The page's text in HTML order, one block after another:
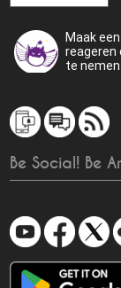
Maak
reageren
te
Be Social! Be